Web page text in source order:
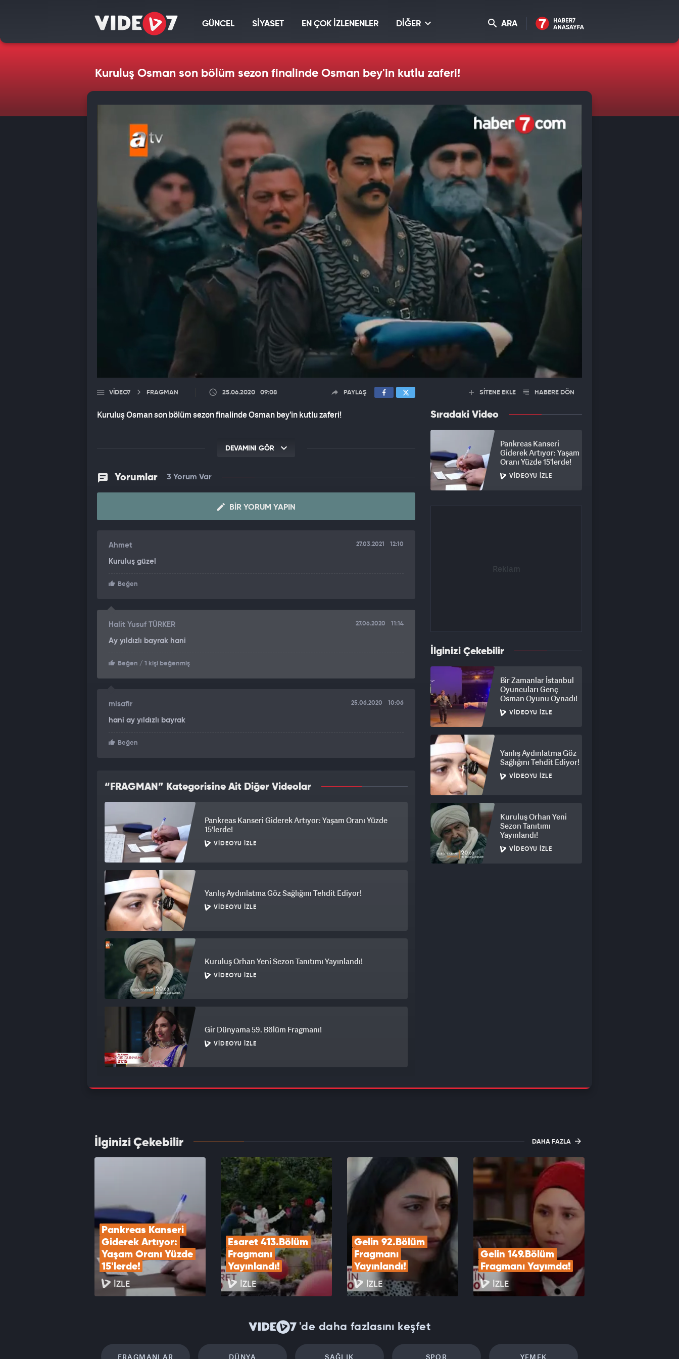
GÜNCEL SİYASET EN ÇOK İZLENENLER DİĞER ARA
Kuruluş Osman son bölüm sezon finalinde Osman bey'in kutlu zaferi!
VIDEO7 FRAGMAN 25.06.2020 09:08 PAYLAŞ
Kuruluş Osman son bölüm sezon finalinde Osman bey'in kutlu zaferi!
DEVAMINI GÖR
Yorumlar 3 Yorum Var
BIR YORUM YAPIN
Ahmet 27.03.2021 12:10
Kuruluş güzel
Beğen
Halit Yusuf TÜRKER 27.06.2020 11:14
Ay yıldızlı bayrak hani
Beğen / 1 kişi beğenmiş
misafir 25.06.2020 10:06
hani ay yıldızlı bayrak
Beğen
“FRAGMAN” Kategorisine Ait Diğer Videolar
Pankreas Kanseri Giderek Artıyor: Yaşam Oranı Yüzde
15'lerde!
VIDEOYU İZLE
Yanlış Aydınlatma Göz Sağlığını Tehdit Ediyor!
VIDEOYU İZLE
Kuruluş Orhan Yeni Sezon Tanıtımı Yayınlandı!
VIDEOYU İZLE
Gir Dünyama 59. Bölüm Fragmanı!
VIDEOYU İZLE
Sözüm Var Sevdaya 40. Bölüm Fragmanı!
VIDEOYU İZLE
SİTENE EKLE HABERE DÖN
Sıradaki Video
Pankreas Kanseri
Giderek Artıyor: Yaşam
Oranı Yüzde 15'lerde!
VIDEOYU İZLE
İlginizi Çekebilir
Bir Zamanlar İstanbul
Oyuncuları Genç
Osman Oyunu Oynadı!
VIDEOYU İZLE
Yanlış Aydınlatma Göz
Sağlığını Tehdit Ediyor!
VIDEOYU İZLE
Kuruluş Orhan Yeni
Sezon Tanıtımı
Yayınlandı!
VIDEOYU İZLE
İlginizi Çekebilir DAHA FAZLA
Pankreas Kanseri
Giderek Artıyor:
Yaşam Oranı Yüzde
15'lerde!
İZLE
Esaret 413.Bölüm
Fragmanı
Yayınlandı!
İZLE
Gelin 92.Bölüm
Fragmanı
Yayınlandı!
İZLE
Gelin 149.Bölüm
Fragmanı Yayımda!
İZLE
'de daha fazlasını keşfet
FRAGMANLAR DÜNYA SAĞLIK SPOR YEMEK